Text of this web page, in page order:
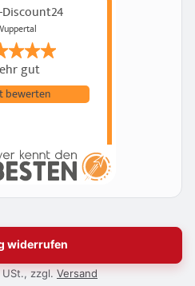
gut
bewerten
widerrufen
zzgl. Versand